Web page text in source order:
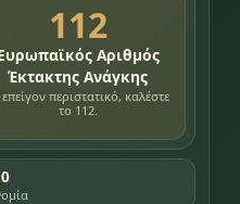
112
Αριθμός
Έκτακτης Ανάγκης
επείγον περιστατικό, καλέστε
το 112.